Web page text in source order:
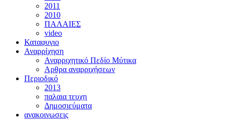
2011
2010
ΠΑΛΑΙΕΣ
video
Καταφυγιο
Αναρρίχηση
Αναρριχητικό Πεδίο Μύτικα
Αρθρα αναρριχήσεων
Περιοδικό
2013
παλαια τευχη
Δημοσιεύματα
ανακοινωσεις